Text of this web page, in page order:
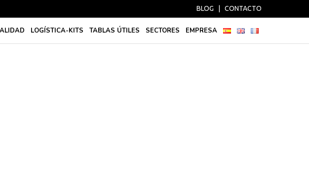
BLOG CONTACTO
LOGÍSTICA-KITS TABLAS ÚTILES SECTORES EMPRESA